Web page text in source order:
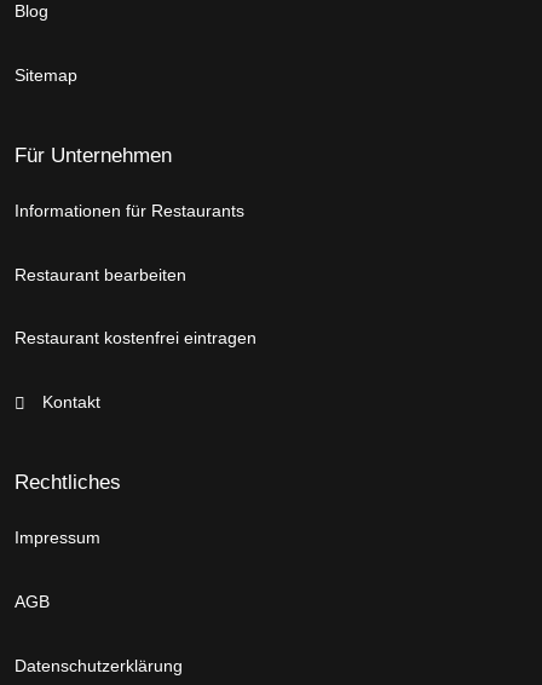
Blog
Sitemap
Für Unternehmen
Informationen für Restaurants
Restaurant bearbeiten
Restaurant kostenfrei eintragen
Kontakt
Rechtliches
Impressum
AGB
Datenschutzerklärung